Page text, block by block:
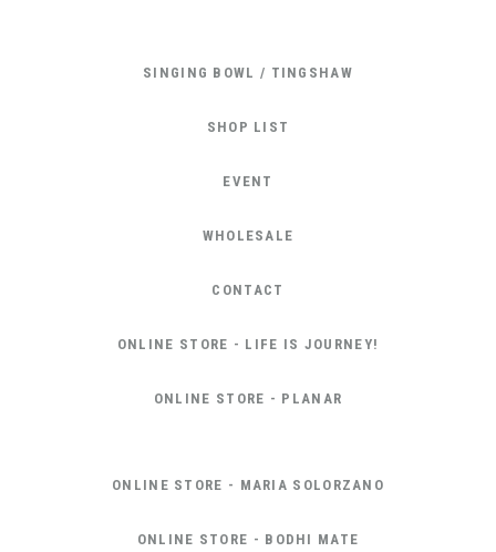
SINGING BOWL / TINGSHAW
SHOP LIST
EVENT
WHOLESALE
CONTACT
ONLINE STORE - LIFE IS JOURNEY!
ONLINE STORE - PLANAR
ONLINE STORE - MARIA SOLORZANO
ONLINE STORE - BODHI MATE